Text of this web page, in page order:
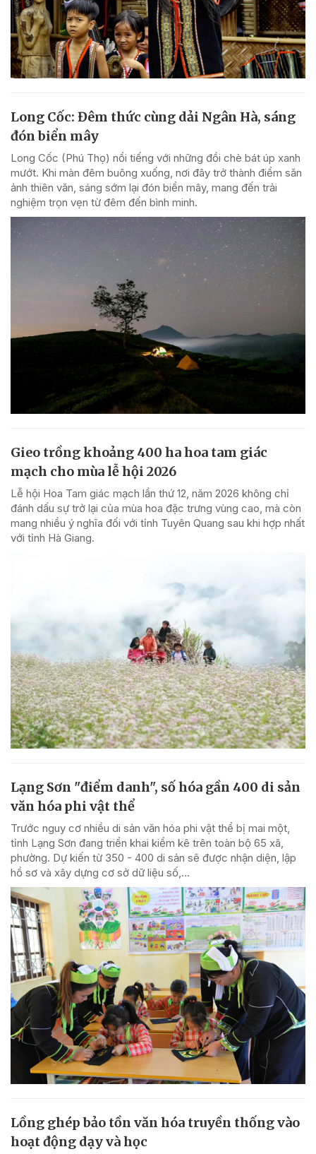
Long Cốc: Đêm thức cùng dải Ngân Hà, sáng
đón biển mây
Long Cốc (Phú Thọ) nổi tiếng với những đồi chè bát úp xanh
mướt. Khi màn đêm buông xuống, nơi đây trở thành điểm săn
ảnh thiên văn, sáng sớm lại đón biển mây, mang đến trải
nghiệm trọn vẹn từ đêm đến bình minh.
Gieo trồng khoảng 400 ha hoa tam giác
mạch cho mùa lễ hội 2026
Lễ hội Hoa Tam giác mạch lần thứ 12, năm 2026 không chỉ
đánh dấu sự trở lại của mùa hoa đặc trưng vùng cao, mà còn
mang nhiều ý nghĩa đối với tỉnh Tuyên Quang sau khi hợp nhất
với tỉnh Hà Giang.
Lạng Sơn "điểm danh", số hóa gần 400 di sản
văn hóa phi vật thể
Trước nguy cơ nhiều di sản văn hóa phi vật thể bị mai một,
tỉnh Lạng Sơn đang triển khai kiểm kê trên toàn bộ 65 xã,
phường. Dự kiến từ 350 - 400 di sản sẽ được nhận diện, lập
hồ sơ và xây dựng cơ sở dữ liệu số,...
Lồng ghép bảo tồn văn hóa truyền thống vào
hoạt động dạy và học